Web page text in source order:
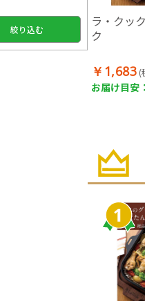
絞り込む
ラ・クッ
ク
￥1,683 (
お届け目安